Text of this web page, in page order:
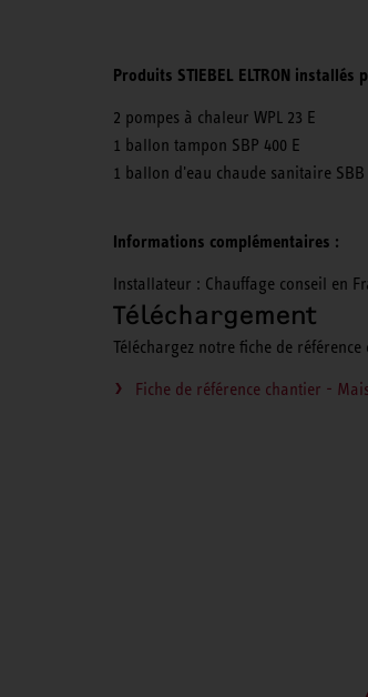
Produits STIEBEL ELTRON
2 pompes à chaleur WPL 23 E
1 ballon tampon SBP 400 E
1 ballon d'eau chaude sanitaire SBB
Informations complémentaires :
Installateur : Chauffage conseil en
Téléchargement
Téléchargez notre fiche de
Fiche de référence chantier -